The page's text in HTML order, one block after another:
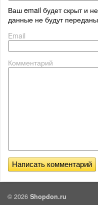
Ваш email будет скрыт и
данные не будут
Email
Комментарий
© 2026 Shopdon.ru